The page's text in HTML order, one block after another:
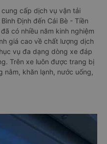
cấp dịch vụ vận tải
Định đến Cái Bè - Tiền
có nhiều năm kinh nghiệm
giá cao về chất lượng dịch
vụ đa dạng dòng xe đáp
Trên xe luôn được trang bị
nằm, khăn lạnh, nước uống,